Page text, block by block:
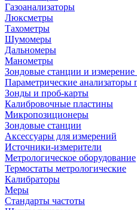
Газоанализаторы
Люксметры
Тахометры
Шумомеры
Дальномеры
Манометры
Зондовые станции и
Параметрические
Зонды и проб-карты
Калибровочные пластины
Микропозиционеры
Зондовые станции
Аксессуары для измерений
Источники-измерители
Метрологическое оборудование
Термостаты метрологические
Калибраторы
Меры
Стандарты частоты